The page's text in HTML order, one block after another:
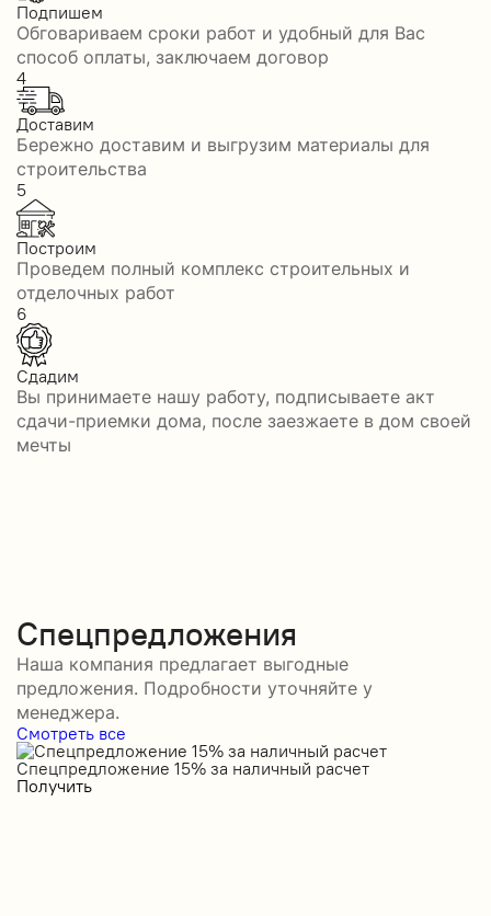
Подпишем
Обговариваем сроки работ и удобный для Вас
способ оплаты, заключаем договор
4
Доставим
Бережно доставим и выгрузим материалы для
строительства
5
Построим
Проведем полный комплекс строительных и
отделочных работ
6
Сдадим
Вы принимаете нашу работу, подписываете акт
сдачи-приемки дома, после заезжаете в дом своей
мечты
Спецпредложения
Наша компания предлагает выгодные
предложения. Подробности уточняйте у
менеджера.
Смотреть все
Спецпредложение 15% за наличный расчет
Получить